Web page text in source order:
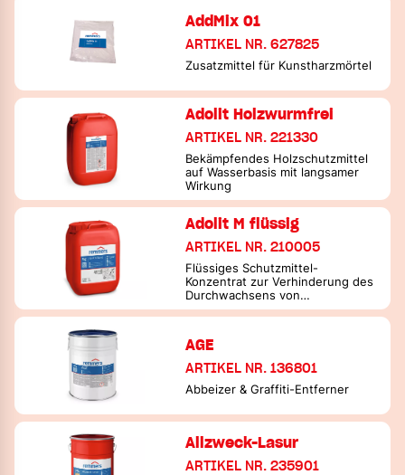
AddMix 01
ARTIKEL NR. 627825
Zusatzmittel für Kunstharzmörtel
Adolit Holzwurmfrei
ARTIKEL NR. 221330
Bekämpfendes Holzschutzmittel
auf Wasserbasis mit langsamer
Wirkung
Adolit M flüssig
ARTIKEL NR. 210005
Flüssiges Schutzmittel-
Konzentrat zur Verhinderung des
Durchwachsens von
Hausschwamm durch Mauerwerk
AGE
ARTIKEL NR. 136801
Abbeizer & Graffiti-Entferner
Allzweck-Lasur
ARTIKEL NR. 235901